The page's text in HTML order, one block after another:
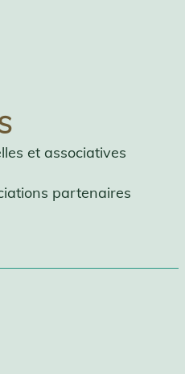
et associatives
partenaires